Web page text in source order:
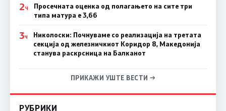
2Ч
Просечната оценка од полагањето на сите три
типа матура е 3,66
3Ч
Николоски: Почнуваме со реализација на третата
секција од железничкиот Коридор 8, Македонија
станува раскрсница на Балканот
ПРИКАЖИ УШТЕ ВЕСТИ →
РУБРИКИ